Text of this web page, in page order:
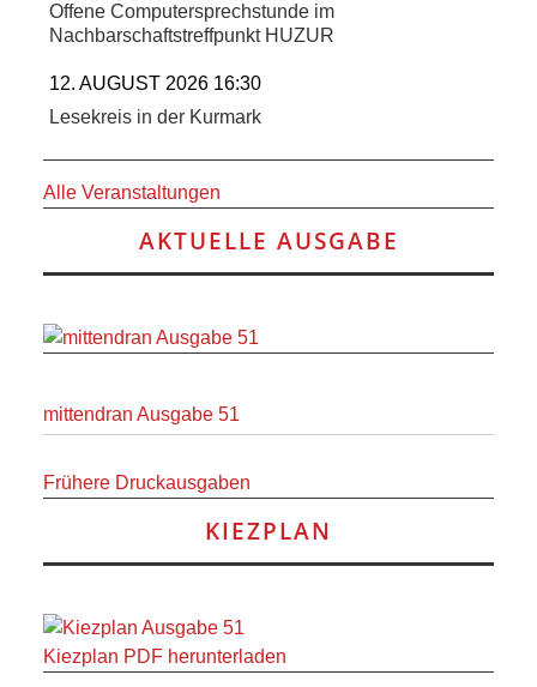
Offene Computersprechstunde im
Nachbarschaftstreffpunkt HUZUR
12. AUGUST 2026 16:30
Lesekreis in der Kurmark
Alle Veranstaltungen
AKTUELLE AUSGABE
mittendran Ausgabe 51
Frühere Druckausgaben
KIEZPLAN
Kiezplan PDF herunterladen